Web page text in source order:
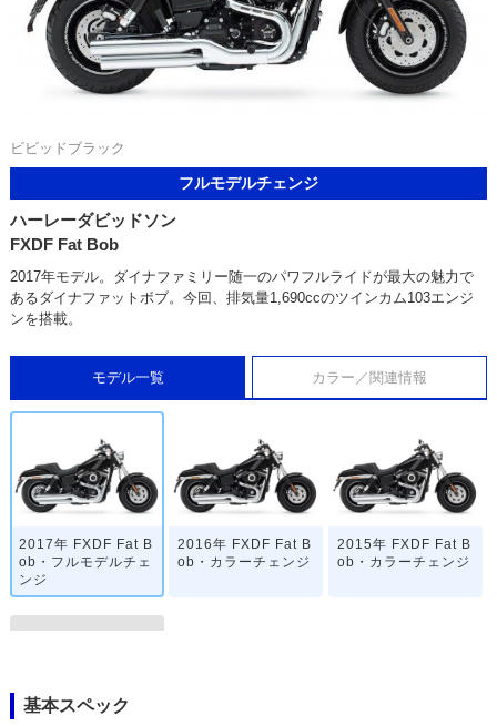
ビビッドブラック
フルモデルチェンジ
ハーレーダビッドソン
FXDF Fat Bob
2017年モデル。ダイナファミリー随一のパワフルライドが最大の魅力で
あるダイナファットボブ。今回、排気量1,690ccのツインカム103エンジ
ンを搭載。
モデル一覧 カラー／関連情報
2017年 FXDF Fat B
ob・フルモデルチェ
ンジ
2016年 FXDF Fat B
ob・カラーチェンジ
2015年 FXDF Fat B
ob・カラーチェンジ
基本スペック